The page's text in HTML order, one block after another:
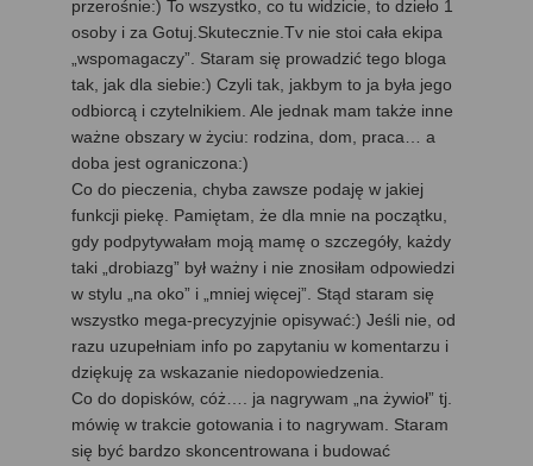
przerośnie:) To wszystko, co tu widzicie, to dzieło 1
osoby i za Gotuj.Skutecznie.Tv nie stoi cała ekipa
„wspomagaczy”. Staram się prowadzić tego bloga
tak, jak dla siebie:) Czyli tak, jakbym to ja była jego
odbiorcą i czytelnikiem. Ale jednak mam także inne
ważne obszary w życiu: rodzina, dom, praca… a
doba jest ograniczona:)
Co do pieczenia, chyba zawsze podaję w jakiej
funkcji piekę. Pamiętam, że dla mnie na początku,
gdy podpytywałam moją mamę o szczegóły, każdy
taki „drobiazg” był ważny i nie znosiłam odpowiedzi
w stylu „na oko” i „mniej więcej”. Stąd staram się
wszystko mega-precyzyjnie opisywać:) Jeśli nie, od
razu uzupełniam info po zapytaniu w komentarzu i
dziękuję za wskazanie niedopowiedzenia.
Co do dopisków, cóż…. ja nagrywam „na żywioł” tj.
mówię w trakcie gotowania i to nagrywam. Staram
się być bardzo skoncentrowana i budować